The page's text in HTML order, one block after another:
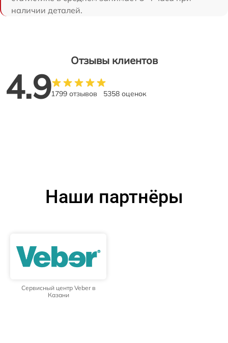
наличии деталей.
Отзывы клиентов
4.91799 отзывов 5358 оценок
Наши партнёры
Сервисный центр Veber в
Казани